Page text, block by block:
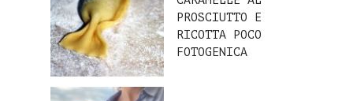
PROSCIUTTO E
RICOTTA POCO
FOTOGENICA